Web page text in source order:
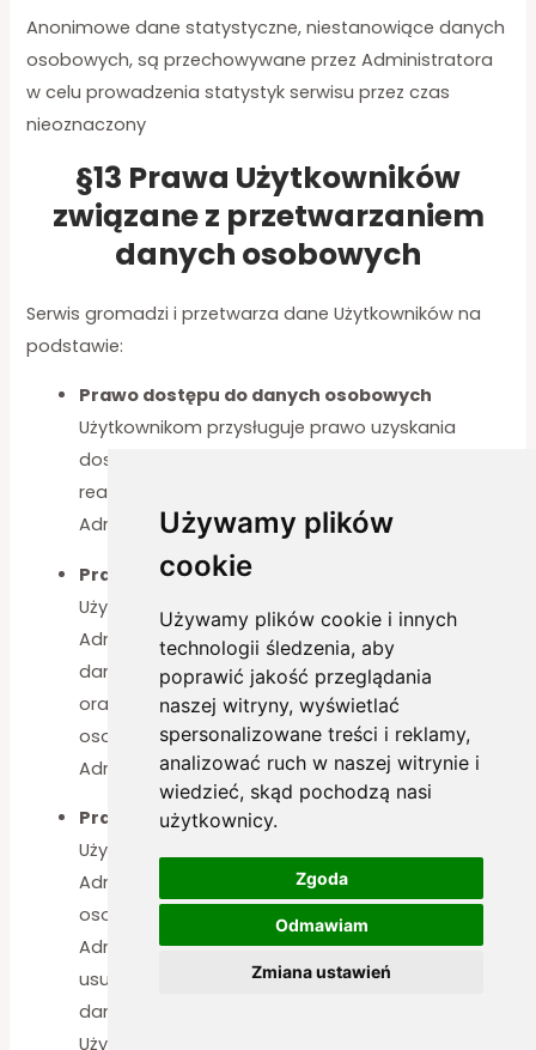
Używamy plików
cookie
Używamy plików cookie i innych
technologii śledzenia, aby
poprawić jakość przeglądania
naszej witryny, wyświetlać
spersonalizowane treści i reklamy,
analizować ruch w naszej witrynie i
wiedzieć, skąd pochodzą nasi
użytkownicy.
Zgoda
Odmawiam
Zmiana ustawień
Anonimowe dane statystyczne, niestanowiące danych
osobowych, są przechowywane przez Administratora
w celu prowadzenia statystyk serwisu przez czas
nieoznaczony
§13 Prawa Użytkowników
związane z przetwarzaniem
danych osobowych
Serwis gromadzi i przetwarza dane Użytkowników na
podstawie:
Prawo dostępu do danych osobowych
Użytkownikom przysługuje prawo uzyskania
dostępu do swoich danych osobowych,
realizowane na żądanie złożone do
Administratora
Prawo do sprostowania danych osobowych
Użytkownikom przysługuje prawo żądania od
Administratora niezwłocznego sprostowania
danych osobowych, które są nieprawidłowe lub /
oraz uzupełnienia niekompletnych danych
osobowych, realizowane na żądanie złożone do
Administratora
Prawo do usunięcia danych osobowych
Użytkownikom przysługuje prawo żądania od
Administratora niezwłocznego usunięcia danych
osobowych, realizowane na żądanie złożone do
AdministratoraW przypadku kont użytkowników,
usunięcie danych polega na anonimizacji
danych umożliwiających identyfikację
Użytkownika. Administrator zastrzega sobie